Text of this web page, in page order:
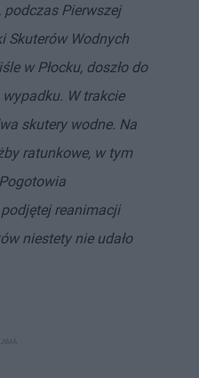
podczas Pierwszej
Skuterów Wodnych
w Płocku, doszło do
W trakcie
skutery wodne. Na
ratunkowe, w tym
reanimacji
niestety nie udało